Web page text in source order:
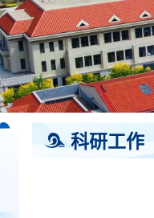
科研工作